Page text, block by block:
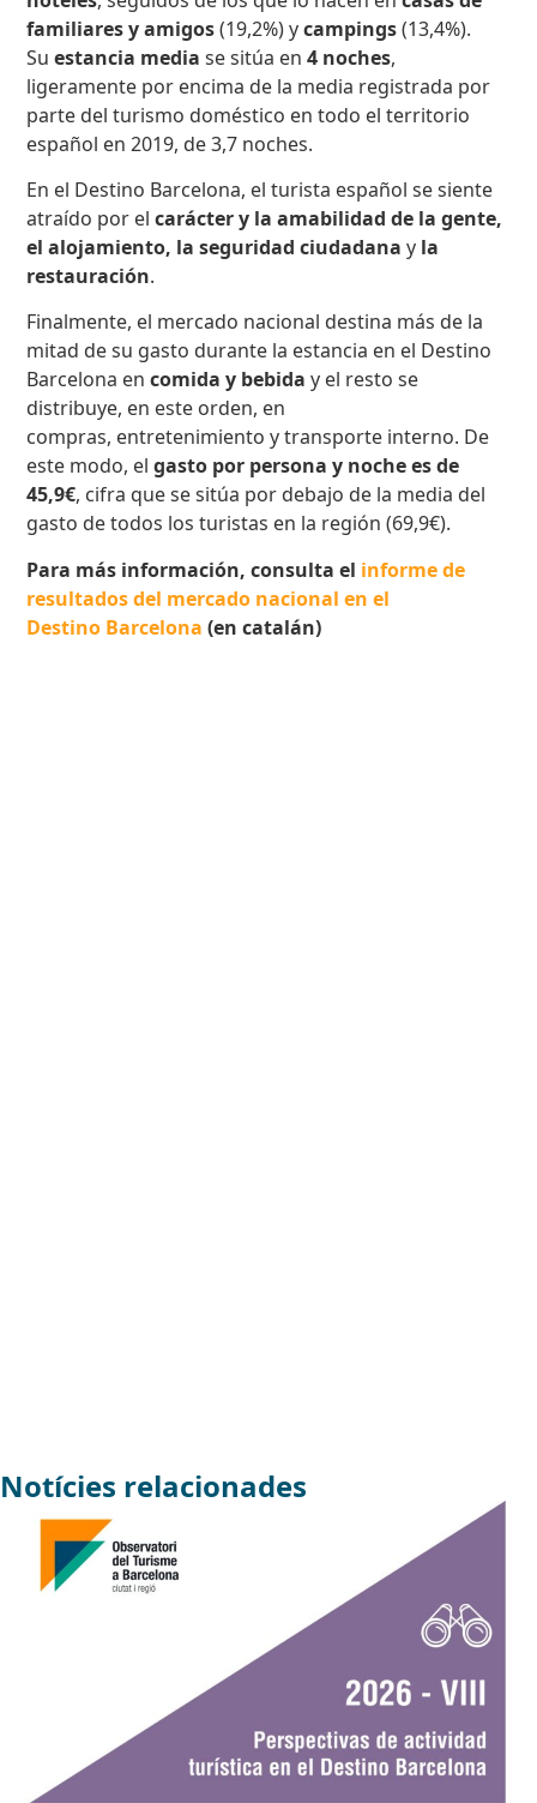
familiares y amigos(19,2%) ycampings(13,4%).
Suestancia media se sitúa en4 noches,
ligeramente por encima de la media registrada por
parte del turismo doméstico en todo el territorio
español en 2019, de 3,7 noches.
En el Destino Barcelona, el turista español se siente
atraído por elcarácter y la amabilidad de la gente,
el alojamiento, la seguridad ciudadana y la
restauración.
Finalmente, el mercado nacional destina más de la
mitad de su gasto durante la estancia en el Destino
Barcelona encomida y bebida y el resto se
distribuye, en este orden, en
compras, entretenimiento y transporte interno. De
este modo, elgasto por persona y noche es de
45,9€, cifra que se sitúa por debajo de la media del
gasto de todos los turistas en la región (69,9€).
Para más información, consulta el informe de
resultados del mercado nacional en el
Destino Barcelona (en catalán)
Notícies relacionades